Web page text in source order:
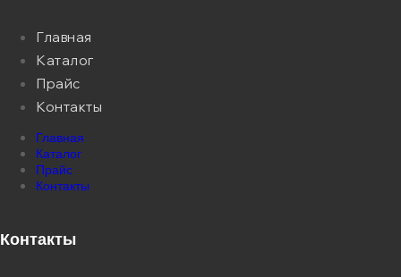
Главная
Каталог
Прайс
Контакты
Главная
Каталог
Прайс
Контакты
Контакты